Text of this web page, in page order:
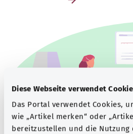
Diese Webseite verwendet
Das Portal verwendet Cookies,
wie „Artikel merken“ oder
bereitzustellen und die Nutzung